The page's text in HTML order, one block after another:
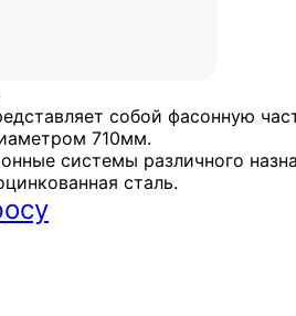
собой фасонную
710мм.
системы различного
сталь.